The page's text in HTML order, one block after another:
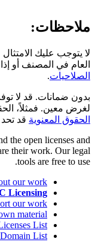
ملاحظات:
لا يتوجب عليك
العام في المصنف أو
الصلاحيات.
بدون ضمانات. قد لا
لغرض معين. فمثلاً،
الحقوق المعنوية قد
the open licenses and
their work. Our legal
tools are free to use.
our work
Licensing
our work
material.
List
List